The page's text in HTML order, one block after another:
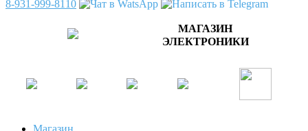
8-931-999-8110
МАГАЗИН
ЭЛЕКТРОНИКИ
Магазин